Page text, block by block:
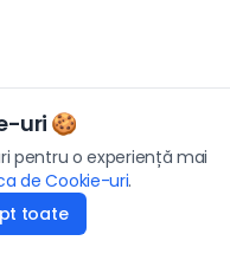
uri 🍪
pentru o experiență mai
de Cookie-uri.
toate